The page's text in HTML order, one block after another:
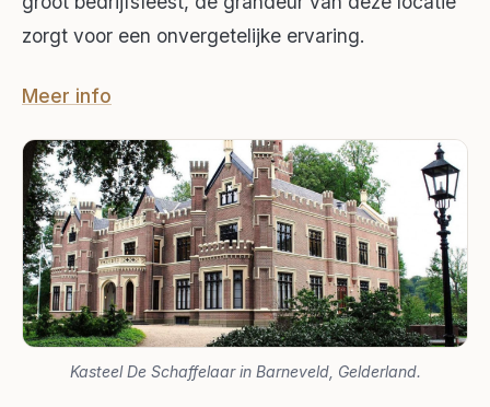
zorgt voor een onvergetelijke ervaring.
Meer info
Kasteel De Schaffelaar in Barneveld, Gelderland.